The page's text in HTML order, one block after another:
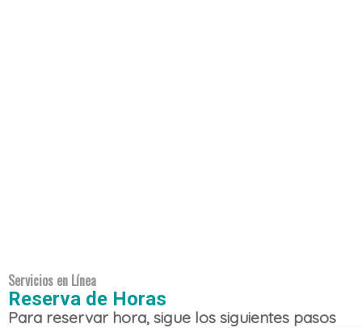
Servicios en Línea
Reserva de Horas
Para reservar hora, sigue los siguientes pasos